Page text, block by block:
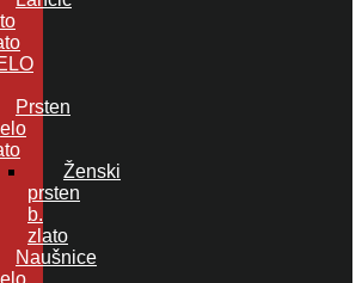
Prsten
Ženski
prsten
b.
zlato
Naušnice